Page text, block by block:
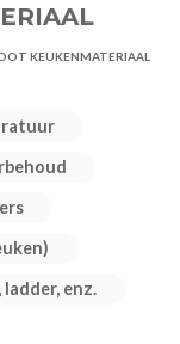
KEUKENMATERIAAL
enz.